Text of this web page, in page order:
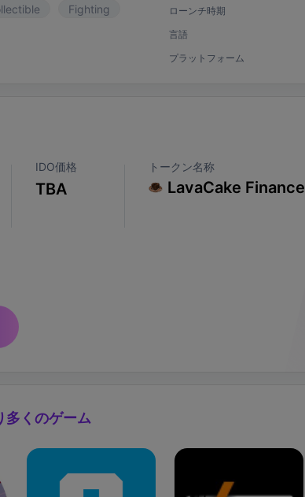
Fighting
ローンチ時期
言語
プラットフォーム
IDO価格
TBA
トークン名称
LavaCake Finance
多くのゲーム